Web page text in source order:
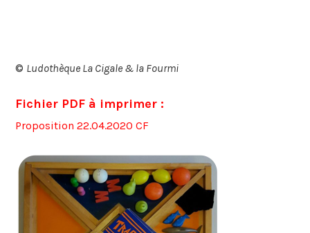
© Ludothèque La Cigale & la Fourmi
Fichier PDF à imprimer :
Proposition 22.04.2020 CF